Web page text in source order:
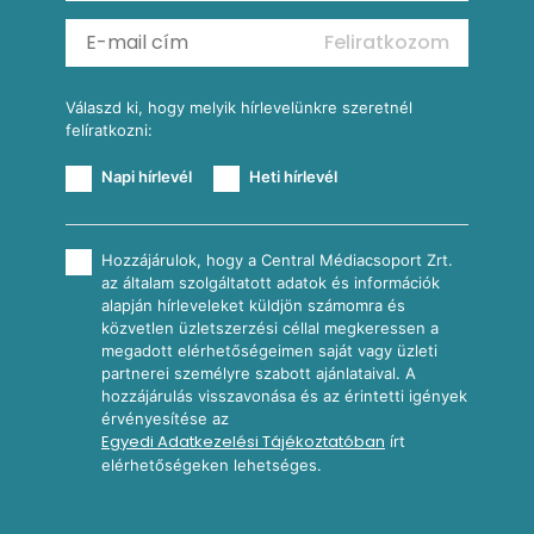
Reggeli receptek
Feliratkozom
Válaszd ki, hogy melyik hírlevelünkre szeretnél
felíratkozni:
Napi hírlevél Heti hírlevél
Hozzájárulok, hogy a Central Médiacsoport Zrt.
az általam szolgáltatott adatok és információk
alapján hírleveleket küldjön számomra és
közvetlen üzletszerzési céllal megkeressen a
megadott elérhetőségeimen saját vagy üzleti
partnerei személyre szabott ajánlataival. A
hozzájárulás visszavonása és az érintetti igények
érvényesítése az
Egyedi Adatkezelési Tájékoztatóban írt
elérhetőségeken lehetséges.